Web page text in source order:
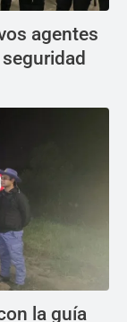
agentes
la guía